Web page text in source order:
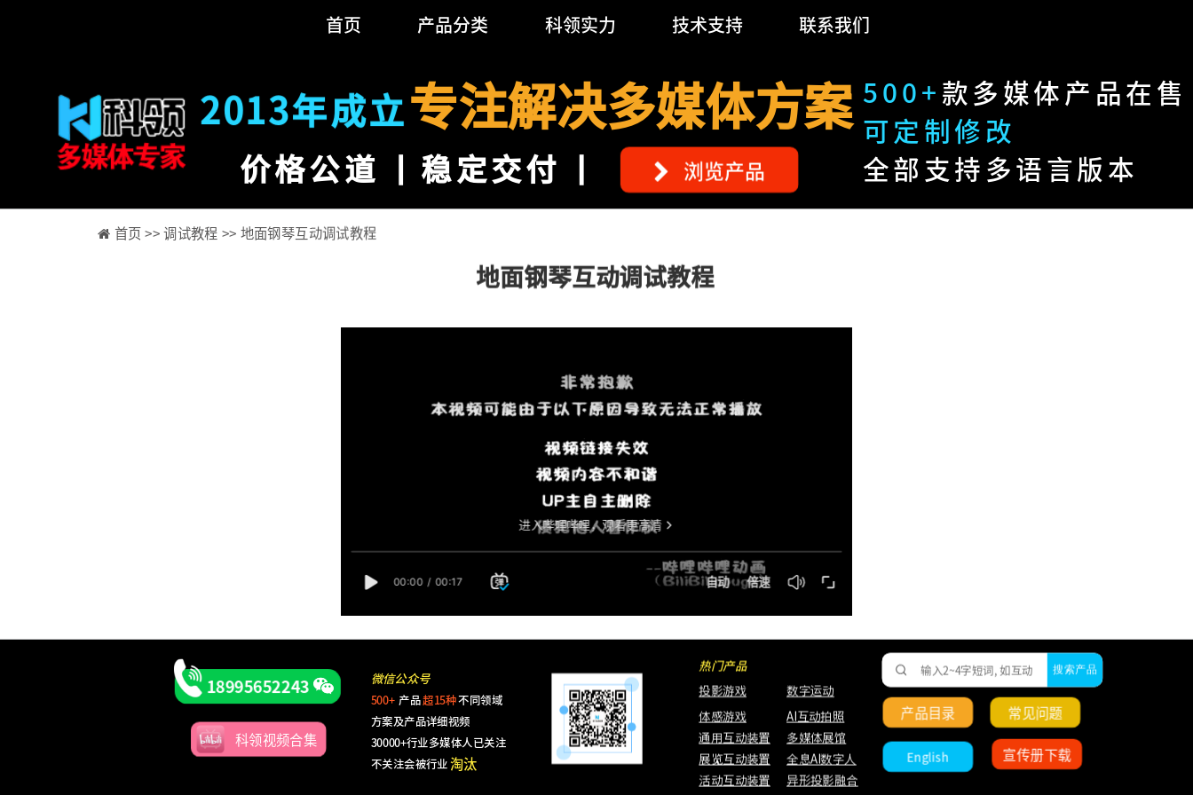
首页 产品分类 科领实力 技术支持 联系我们
浏览产品
500+款多媒体产品在售
可定制修改
全部支持多语言版本
2013年成立
价格公道 稳定交付
专注解决多媒体方案
地面钢琴互动调试教程
首页 >>调试教程 >> 地面钢琴互动调试教程
18995652243
热门产品
投影游戏 数字运动
体感游戏
AI互动拍照
通用互动装置
多媒体展馆
展览互动装置
全息AI数字人
活动互动装置
异形投影融合
多媒体行业
多媒体行业
多媒体行业
产品目录
方案及产品详细视频
30000+行业多媒体人已关注
不关注会被行业淘汰
微信公众号
500+ 产品超15种不同领域
搜索产品
English
科领视频合集
常见问题
宣传册下载